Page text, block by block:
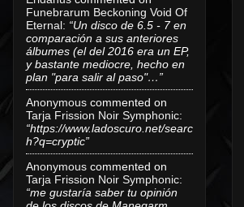
Funebrarum Beckoning Void Of
Eternal: “Un disco de 6.5 - 7 en
comparación a sus anteriores
álbumes (el del 2016 era un EP,
y bastante mediocre, hecho en
plan "para salir al paso"…”
Anonymous commented on
Tarja Frission Noir Symphonic:
“https://www.ladoscuro.net/searc
h?q=cryptic”
Anonymous commented on
Tarja Frission Noir Symphonic:
“me gustaría saber tu opinión